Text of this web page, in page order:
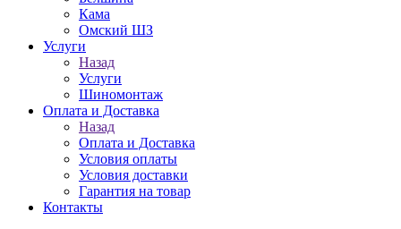
Кама
Омский ШЗ
Услуги
Назад
Услуги
Шиномонтаж
Оплата и Доставка
Назад
Оплата и Доставка
Условия оплаты
Условия доставки
Гарантия на товар
Контакты